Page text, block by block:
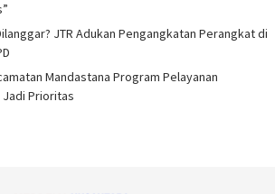
JTR Adukan Pengangkatan Perangkat di
Mandastana Program Pelayanan
Jadi Prioritas